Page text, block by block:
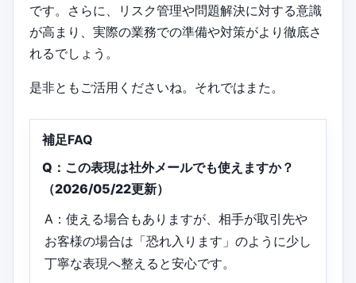
です。さらに、リスク管理や問題解決に対する意識
が高まり、実際の業務での準備や対策がより徹底さ
れるでしょう。
是非ともご活用くださいね。それではまた。
補足FAQ
Q：この表現は社外メールでも使えますか？
（2026/05/22更新）
A：使える場合もありますが、相手が取引先や
お客様の場合は「恐れ入ります」のように少し
丁寧な表現へ整えると安心です。